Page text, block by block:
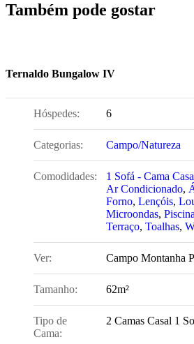
Também pode gostar
Ternaldo Bungalow IV
Hóspedes: 6
Categorias: Campo/Natureza
Comodidades: 1 Sofá - Cama
Ar Condicionado,
Forno, Lençóis,
Microondas, Piscina
Terraço, Toalhas,
Ver: Campo Montanha
Tamanho: 62m²
Tipo de
Cama:
2 Camas Casal 1